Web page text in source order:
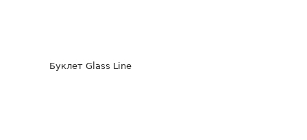
Буклет Glass Line